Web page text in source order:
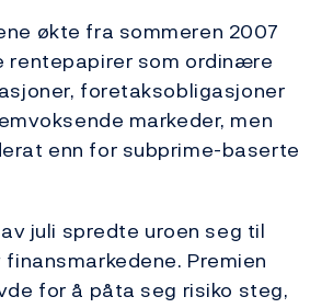
økte fra sommeren 2007
rentepapirer som ordinære
foretaksobligasjoner
markeder, men
enn for subprime-baserte
juli spredte uroen seg til
Premien
for å påta seg risiko steg,